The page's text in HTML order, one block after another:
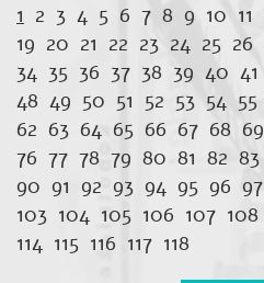
1 2 3 4 5 6 7 8 9 10 11
19 20 21 22 23 24 25 26
34 35 36 37 38 39 40 41
48 49 50 51 52 53 54 55
62 63 64 65 66 67 68 69
76 77 78 79 80 81 82 83
90 91 92 93 94 95 96 97
103 104 105 106 107 108
114 115 116 117 118